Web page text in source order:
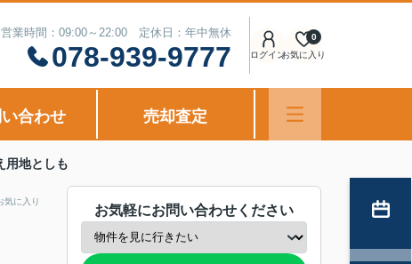
営業時間：09:00～22:00 定休日：年中無休
078-939-9777 ログインお気に入り
0
合わせ 売却査定
用地としも
気に入り
お気軽にお問い合わせください